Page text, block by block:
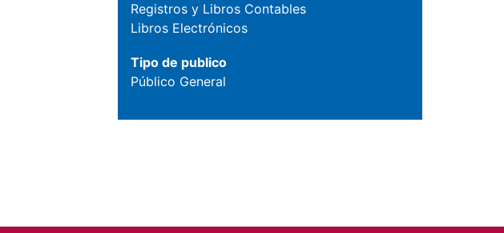
Registros y Libros Contables
Libros Electrónicos
Tipo de publico
Público General